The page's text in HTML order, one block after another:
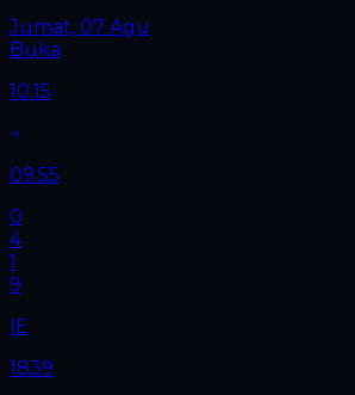
Jumat, 07 Agu
Buka
10.15
09.55
0
4
1
9
IE
1839